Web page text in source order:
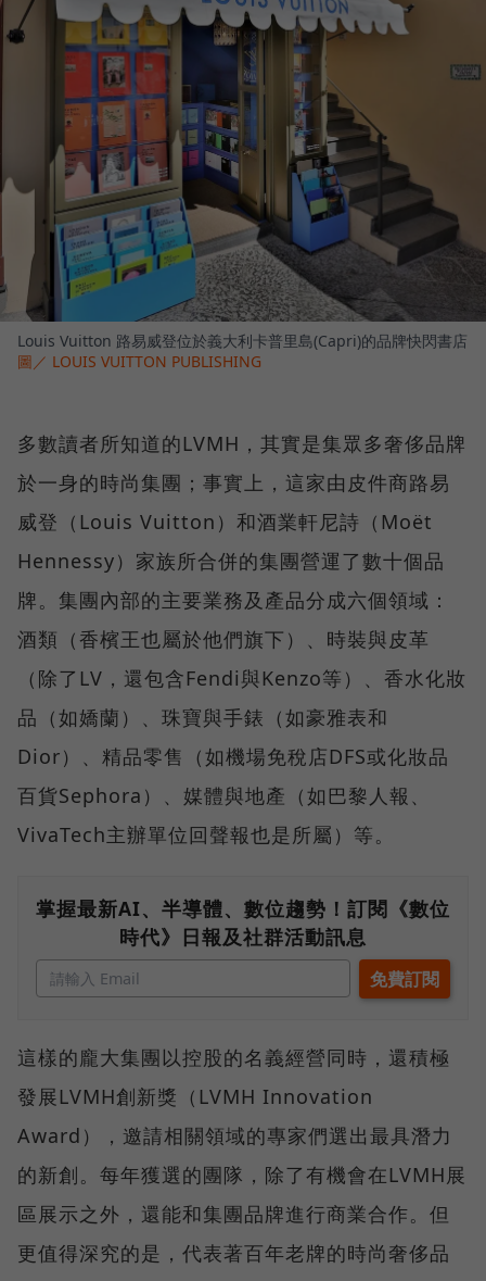
Louis Vuitton 路易威登位於義大利卡普里島(Capri)的品牌快閃書店
圖／ LOUIS VUITTON PUBLISHING
多數讀者所知道的LVMH，其實是集眾多奢侈品牌
於一身的時尚集團；事實上，這家由皮件商路易
威登（Louis Vuitton）和酒業軒尼詩（Moët
Hennessy）家族所合併的集團營運了數十個品
牌。集團內部的主要業務及產品分成六個領域：
酒類（香檳王也屬於他們旗下）、時裝與皮革
（除了LV，還包含Fendi與Kenzo等）、香水化妝
品（如嬌蘭）、珠寶與手錶（如豪雅表和
Dior）、精品零售（如機場免稅店DFS或化妝品
百貨Sephora）、媒體與地產（如巴黎人報、
VivaTech主辦單位回聲報也是所屬）等。
掌握最新AI、半導體、數位趨勢！訂閱《數位
時代》日報及社群活動訊息
這樣的龐大集團以控股的名義經營同時，還積極
發展LVMH創新獎（LVMH Innovation
Award），邀請相關領域的專家們選出最具潛力
的新創。每年獲選的團隊，除了有機會在LVMH展
區展示之外，還能和集團品牌進行商業合作。但
更值得深究的是，代表著百年老牌的時尚奢侈品